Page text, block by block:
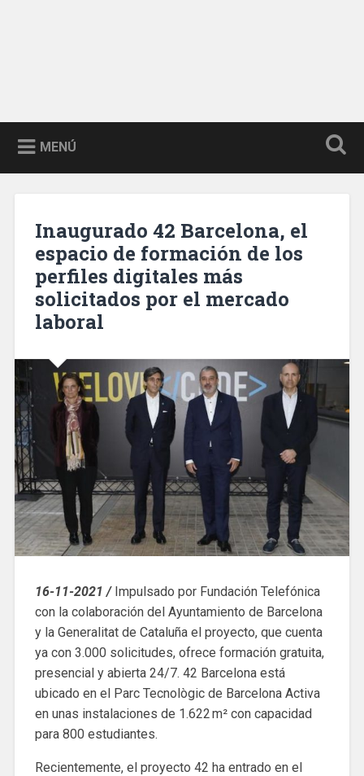
MENÚ
Inaugurado 42 Barcelona, el
espacio de formación de los
perfiles digitales más
solicitados por el mercado
laboral
16-11-2021 /Impulsado por Fundación Telefónica
con la colaboración del Ayuntamiento de Barcelona
y la Generalitat de Cataluña el proyecto, que cuenta
ya con 3.000 solicitudes, ofrece formación gratuita,
presencial y abierta 24/7. 42 Barcelona está
ubicado en el Parc Tecnològic de Barcelona Activa
en unas instalaciones de 1.622 m² con capacidad
para 800 estudiantes.
Recientemente, el proyecto 42 ha entrado en el